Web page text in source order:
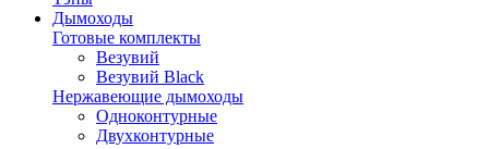
Дымоходы
Готовые комплекты
Везувий
Везувий Black
Нержавеющие дымоходы
Одноконтурные
Двухконтурные